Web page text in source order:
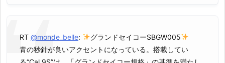
RT @monde_belle:
グランドセイコーSBGW005
青の秒針が良いアクセントになっている。搭載してい